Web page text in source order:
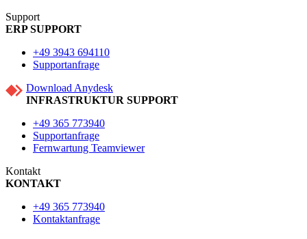
Support
ERP SUPPORT
+49 3943 694110
Supportanfrage
Download Anydesk
INFRASTRUKTUR SUPPORT
+49 365 773940
Supportanfrage
Fernwartung Teamviewer
Kontakt
KONTAKT
+49 365 773940
Kontaktanfrage